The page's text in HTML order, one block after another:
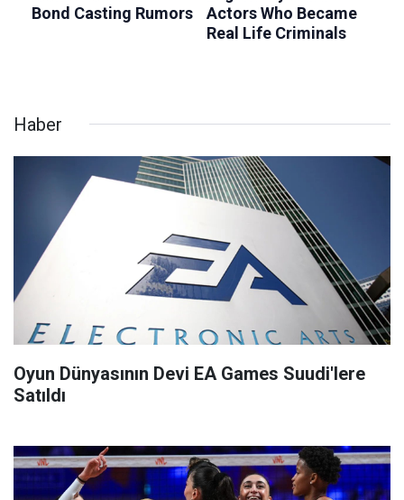
Haber
Oyun Dünyasının Devi EA Games Suudi'lere
Satıldı